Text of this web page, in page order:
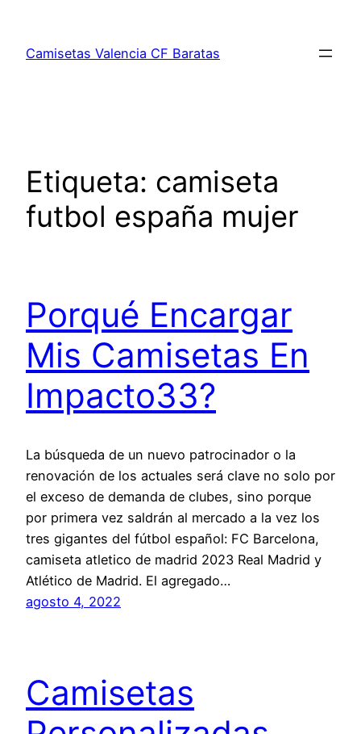
contenido
Camisetas Valencia CF Baratas
Etiqueta: camiseta
futbol españa mujer
Porqué Encargar
Mis Camisetas En
Impacto33?
La búsqueda de un nuevo patrocinador o la
renovación de los actuales será clave no solo por
el exceso de demanda de clubes, sino porque
por primera vez saldrán al mercado a la vez los
tres gigantes del fútbol español: FC Barcelona,
camiseta atletico de madrid 2023 Real Madrid y
Atlético de Madrid. El agregado…
agosto 4, 2022
Camisetas